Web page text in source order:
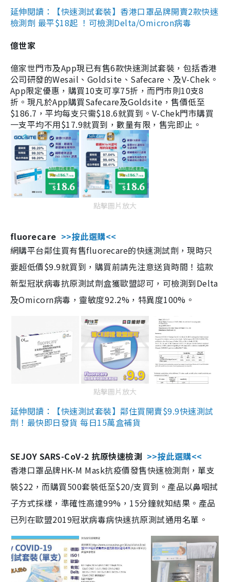
延伸閱讀：【快速測試套裝】香港口罩品牌開賣2款快速
檢測劑 最平$18起 ！可檢測Delta/Omicron病毒
億世家
億家世門市及App現已有售6款快速測試套裝，包括香港
公司研發的Wesail、Goldsite、Safecare、及V-Chek。
App限定優惠，購買10支可享75折，而門市則10支8
折。現凡於App購買Safecare及Goldsite，售價低至
$186.7，平均每支只需$18.6就買到。V-Chek門市購買
一支平均不用$17.9就買到，數量有限，售完即止。
點擊圖片放大
fluorecare >>按此選購<<
網購平台鄰住買有售fluorecare的快速測試劑，現時只
要超低價$9.9就買到，購買前請先注意送貨時間！這款
新型冠狀病毒抗原測試劑盒獲歐盟認可，可檢測到Delta
及Omicorn病毒，靈敏度92.2%，特異度100%。
點擊圖片放大
延伸閱讀：【快速測試套裝】鄰住買開賣$9.9快速測試
劑！最快即日發貨 每日15萬盒補貨
SEJOY SARS-CoV-2 抗原快速檢測 >>按此選購<<
香港口罩品牌HK-M Mask抗疫價發售快速檢測劑，單支
裝$22，而購買500套裝低至$20/支買到。產品以鼻咽拭
子方式採樣，準確性高達99%，15分鐘就知結果。產品
已列在歐盟2019冠狀病毒病快速抗原測試通用名單。